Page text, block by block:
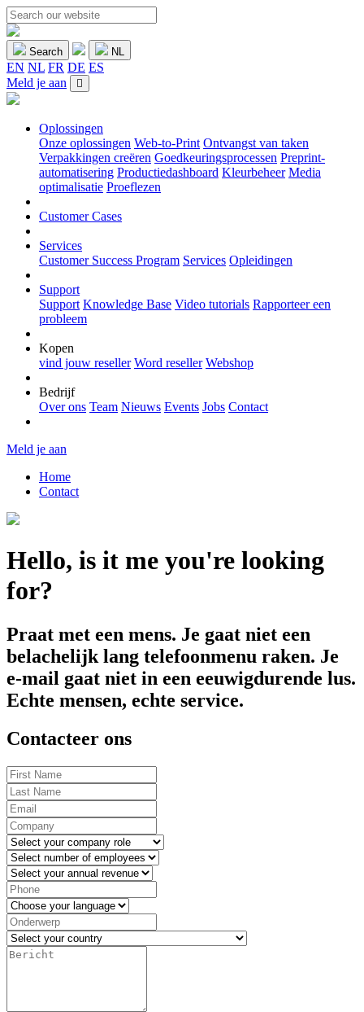
Search NL
EN NL FR DE ES
Meld je aan
Oplossingen
Onze oplossingen Web-to-Print Ontvangst van taken
Verpakkingen creëren Goedkeuringsprocessen Preprint-
automatisering Productiedashboard Kleurbeheer Media
optimalisatie Proeflezen
Customer Cases
Services
Customer Success Program Services Opleidingen
Support
Support Knowledge Base Video tutorials Rapporteer een
probleem
Kopen
vind jouw reseller Word reseller Webshop
Bedrijf
Over ons Team Nieuws Events Jobs Contact
Meld je aan
Home
Contact
Hello, is it me you're looking
for?
Praat met een mens. Je gaat niet een
belachelijk lang telefoonmenu raken. Je
e-mail gaat niet in een eeuwigdurende lus.
Echte mensen, echte service.
Contacteer ons
Leave
this
field
blank
First
Name
Last
Name
Email
Company
Name
Role
Employees
Annual
Revenue
Phone
Language
Onderwerp
Country
Bericht